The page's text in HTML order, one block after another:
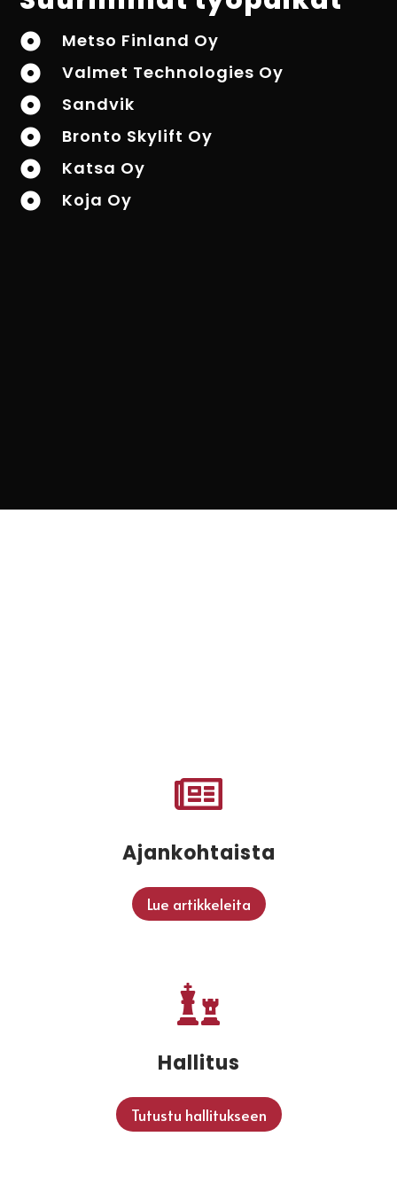
 Metso Finland Oy
 Valmet Technologies Oy
 Sandvik
 Bronto Skylift Oy
 Katsa Oy
 Koja Oy

Ajankohtaista
Lue artikkeleita

Hallitus
Tutustu hallitukseen